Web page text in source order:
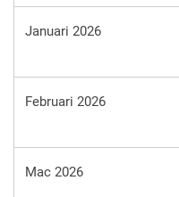
Januari 2026
Februari 2026
Mac 2026